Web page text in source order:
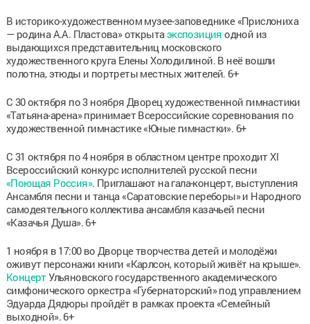
В историко-художественном музее-заповеднике «Прислониха
— родина А.А. Пластова» открытаэкспозиция одной из
выдающихся представительниц московского
художественного круга Елены Холодилиной. В неё вошли
полотна, этюды и портреты местных жителей. 6+
С 30 октября по 3 ноября Дворец художественной гимнастики
«Татьяна-арена» принимает Всероссийские соревнования по
художественной гимнастике «Юные гимнастки». 6+
С 31 октября по 4 ноября в областном центре проходит XI
Всероссийский конкурс исполнителей русской песни
«Поющая Россия». Приглашают на гала-концерт, выступления
Ансамбля песни и танца «Саратовские переборы» и Народного
самодеятельного коллектива ансамбля казачьей песни
«Казачья Душа». 6+
1 ноября в 17:00 во Дворце творчества детей и молодёжи
оживут персонажи книги «Карлсон, который живёт на крыше».
КонцертУльяновского государственного академического
симфонического оркестра «Губернаторский» под управлением
Эдуарда Дядюры пройдёт в рамках проекта «Семейный
выходной». 6+